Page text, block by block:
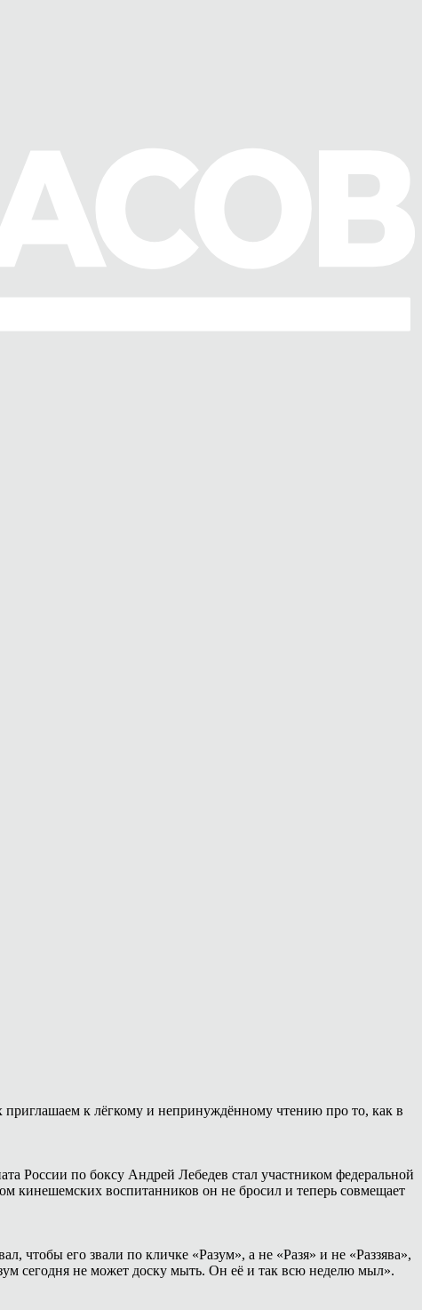
к лёгкому и непринуждённому чтению про то, как в
России по боксу Андрей Лебедев стал участником федеральной
кинешемских воспитанников он не бросил и теперь совмещает
чтобы его звали по кличке «Разум», а не «Разя» и не «Раззява»,
сегодня не может доску мыть. Он её и так всю неделю мыл».